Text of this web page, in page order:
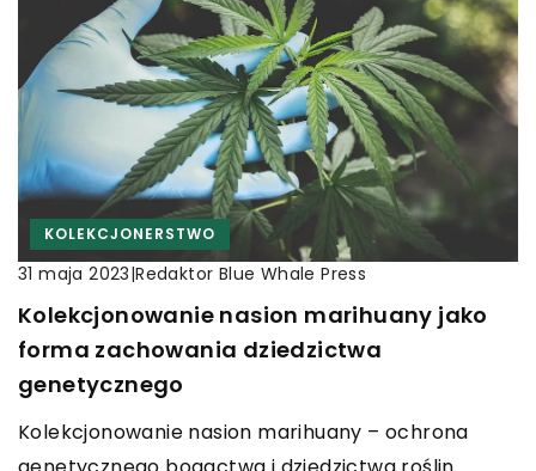
KOLEKCJONERSTWO
31 maja 2023|Redaktor Blue Whale Press
Kolekcjonowanie nasion marihuany jako
forma zachowania dziedzictwa
genetycznego
Kolekcjonowanie nasion marihuany – ochrona